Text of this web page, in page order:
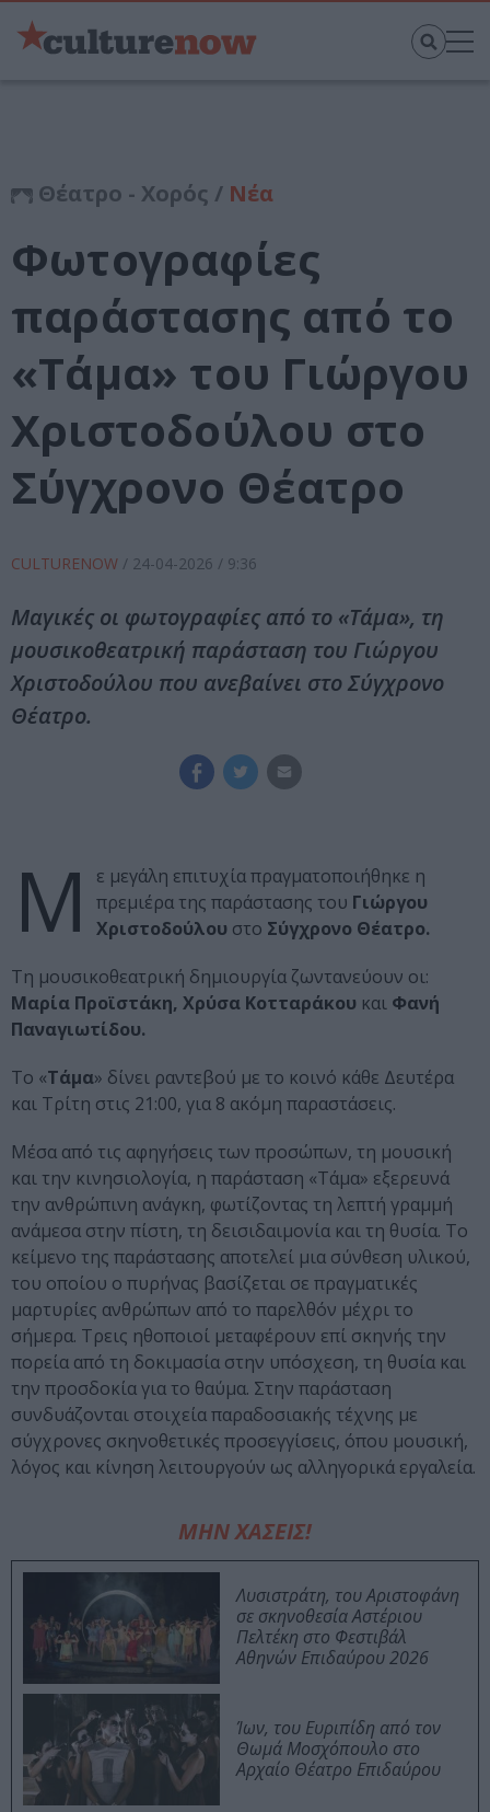
Θέατρο - Χορός / Νέα
Φωτογραφίες
παράστασης από το
«Τάμα» του Γιώργου
Χριστοδούλου στο
Σύγχρονο Θέατρο
CULTURENOW / 24-04-2026 / 9:36
Μαγικές οι φωτογραφίες από το «Τάμα», τη
μουσικοθεατρική παράσταση του Γιώργου
Χριστοδούλου που ανεβαίνει στο Σύγχρονο
Θέατρο.
Μ
ε μεγάλη επιτυχία πραγματοποιήθηκε η
πρεμιέρα της παράστασης του Γιώργου
Χριστοδούλου στο Σύγχρονο Θέατρο.
Τη μουσικοθεατρική δημιουργία ζωντανεύουν οι:
Μαρία Προϊστάκη, Χρύσα Κοτταράκου και Φανή
Παναγιωτίδου.
Το «Τάμα» δίνει ραντεβού με το κοινό κάθε Δευτέρα
και Τρίτη στις 21:00, για 8 ακόμη παραστάσεις.
Μέσα από τις αφηγήσεις των προσώπων, τη μουσική
και την κινησιολογία, η παράσταση «Τάμα» εξερευνά
την ανθρώπινη ανάγκη, φωτίζοντας τη λεπτή γραμμή
ανάμεσα στην πίστη, τη δεισιδαιμονία και τη θυσία. Το
κείμενο της παράστασης αποτελεί μια σύνθεση υλικού,
του οποίου ο πυρήνας βασίζεται σε πραγματικές
μαρτυρίες ανθρώπων από το παρελθόν μέχρι το
σήμερα. Τρεις ηθοποιοί μεταφέρουν επί σκηνής την
πορεία από τη δοκιμασία στην υπόσχεση, τη θυσία και
την προσδοκία για το θαύμα. Στην παράσταση
συνδυάζονται στοιχεία παραδοσιακής τέχνης με
σύγχρονες σκηνοθετικές προσεγγίσεις, όπου μουσική,
λόγος και κίνηση λειτουργούν ως αλληγορικά εργαλεία.
ΜΗΝ ΧΑΣΕΙΣ!
Λυσιστράτη, του Αριστοφάνη
σε σκηνοθεσία Αστέριου
Πελτέκη στο Φεστιβάλ
Αθηνών Επιδαύρου 2026
Ίων, του Ευριπίδη από τον
Θωμά Μοσχόπουλο στο
Αρχαίο Θέατρο Επιδαύρου